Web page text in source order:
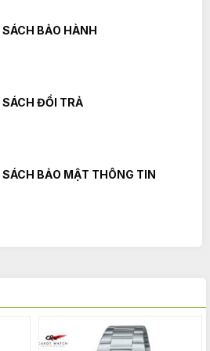
BẢO HÀNH
SÁCH ĐỔI TRẢ
BẢO MẬT THÔNG TIN